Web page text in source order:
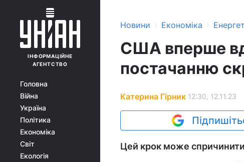
ІНФОРМАЦІЙНЕ
АГЕНТСТВО
Головна
Війна
Україна
Політика
Економіка
Світ
Екологія
Новини › Економіка ›
США вперше
постачанню
Катерина Гірник 12:30, 12.11.23
Цей крок може спричинити